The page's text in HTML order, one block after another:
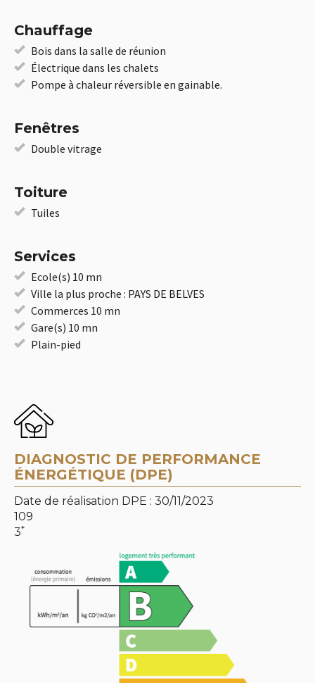
Chauffage
Bois dans la salle de réunion
Électrique dans les chalets
Pompe à chaleur réversible en gainable.
Fenêtres
Double vitrage
Toiture
Tuiles
Services
Ecole(s) 10 mn
Ville la plus proche : PAYS DE BELVES
Commerces 10 mn
Gare(s) 10 mn
Plain-pied
DIAGNOSTIC DE PERFORMANCE
ÉNERGÉTIQUE (DPE)
Date de réalisation DPE : 30/11/2023
109
3*